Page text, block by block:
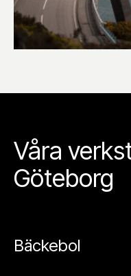
Våra
Göteborg
Bäckebol